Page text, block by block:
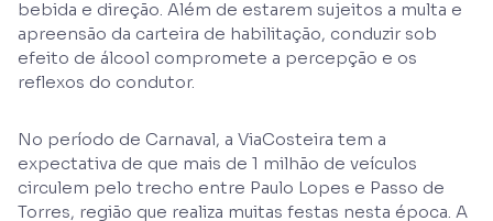
bebida e direção. Além de estarem sujeitos a multa e
apreensão da carteira de habilitação, conduzir sob
efeito de álcool compromete a percepção e os
reflexos do condutor.
No período de Carnaval, a ViaCosteira tem a
expectativa de que mais de 1 milhão de veículos
circulem pelo trecho entre Paulo Lopes e Passo de
Torres, região que realiza muitas festas nesta época. A